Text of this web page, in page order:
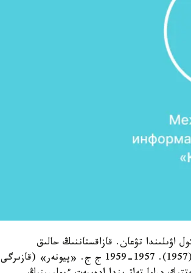
اۋىلىندا تۋعان. قازاقستاننىڭ حالىق
جازۋشىسى (1996). قازاق مەملەكەتتىك ۋنيۆەرسيتەتىن بىتىرگەن (1957). 1957-1959 ج ج. «پيونەر» (قازىرگى